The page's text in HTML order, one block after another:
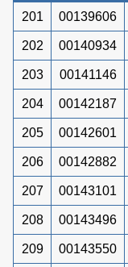
201 00139606
202 00140934
203 00141146
204 00142187
205 00142601
206 00142882
207 00143101
208 00143496
209 00143550